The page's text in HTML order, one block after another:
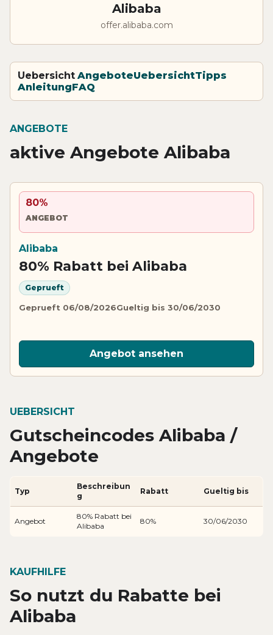
Alibaba
offer.alibaba.com
Uebersicht AngeboteUebersichtTipps
AnleitungFAQ
ANGEBOTE
aktive Angebote Alibaba
80%
ANGEBOT
Alibaba
80% Rabatt bei Alibaba
Geprueft
Geprueft 06/08/2026Gueltig bis 30/06/2030
Angebot ansehen
UEBERSICHT
Gutscheincodes Alibaba /
Angebote
Typ
Beschreibun
g
Rabatt Gueltig bis
Angebot
80% Rabatt bei
Alibaba
80% 30/06/2030
KAUFHILFE
So nutzt du Rabatte bei
Alibaba